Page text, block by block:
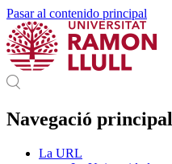
Pasar al contenido principal
Navegació principal
La URL